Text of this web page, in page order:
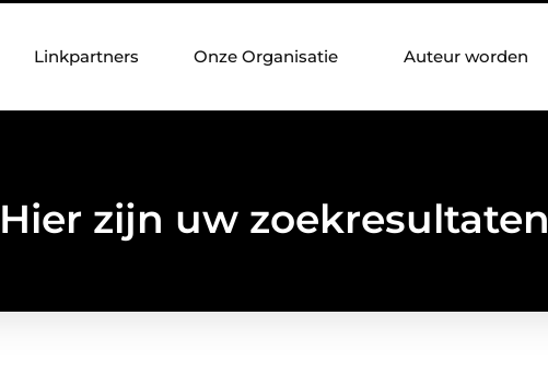
Linkpartners Onze Organisatie Auteur worden
Hier zijn uw zoekresultaten